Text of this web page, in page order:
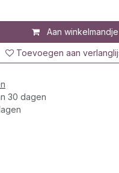
Aan
Toevoegen aan
30 dagen